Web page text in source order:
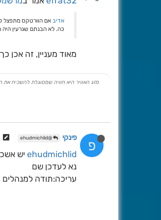
אדיב אם הוורטקס מתפצל
כה. לא הבנתם שגרעין
מאוד מעניין, זה אכן
מזג האוויר היא חוויה שמסוגלת להשכיח את
פ פינקי @ehudmichlid
ehudmichlid יש
נא לעדכן שם
עריכה:תודה